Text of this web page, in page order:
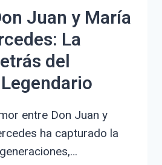
Juan y María
La
del
entre Don Juan y
ha capturado la